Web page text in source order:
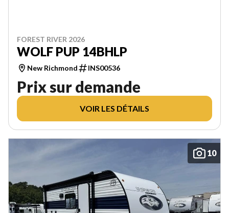
FOREST RIVER 2026
WOLF PUP 14BHLP
New Richmond INS00536
Prix sur demande
VOIR LES DÉTAILS
10